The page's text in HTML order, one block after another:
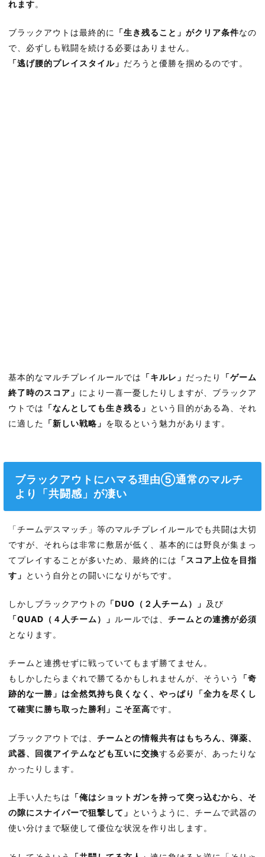
れます。
ブラックアウトは最終的に 「生き残ること」がクリア条件なの
で、必ずしも戦闘を続ける必要はありません。
「逃げ腰的プレイスタイル」 だろうと優勝を掴めるのです。
基本的なマルチプレイルールでは 「キルレ」 だったり
「ゲーム
終了時のスコア」 により一喜一憂したりしますが、ブラックア
ウトでは 「なんとしても生き残る」 という目的がある為、それ
に適した 「新しい戦略」 を取るという魅力があります。
ブラックアウトにハマる理由⑤通常のマルチ
より「共闘感」が凄い
「チームデスマッチ」等のマルチプレイルールでも共闘は大切
ですが、それらは非常に敷居が低く、基本的には野良が集まっ
てプレイすることが多いため、最終的には 「スコア上位を目指
す」 という自分との闘いになりがちです。
しかしブラックアウトの 「DUO（２人チーム）」 及び
「QUAD（４人チーム）」 ルールでは、 チームとの連携が必須
となります。
チームと連携せずに戦っていてもまず勝てません。
もしかしたらまぐれで勝てるかもしれませんが、そういう
「奇
跡的な一勝」は全然気持ち良くなく、やっぱり「全力を尽くし
て確実に勝ち取った勝利」こそ至高です。
ブラックアウトでは、 チームとの情報共有はもちろん、弾薬、
武器、回復アイテムなども互いに交換する必要が、あったりな
かったりします。
上手い人たちは 「俺はショットガンを持って突っ込むから、そ
の隙にスナイパーで狙撃して」 というように、チームで武器の
使い分けまで駆使して優位な状況を作り出します。